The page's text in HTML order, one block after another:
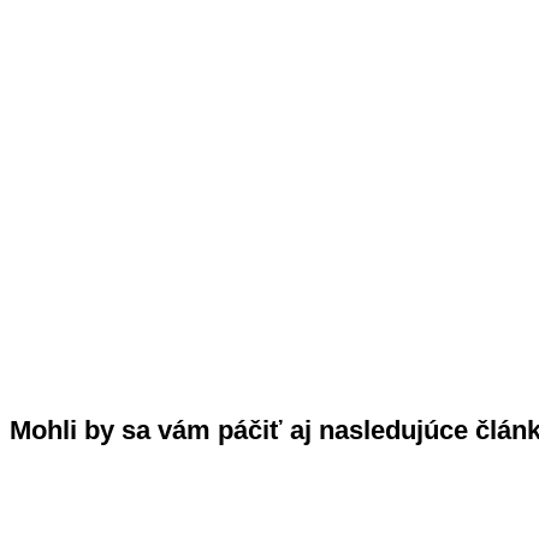
Mohli by sa vám páčiť aj nasledujúce